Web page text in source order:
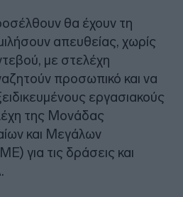
θα έχουν τη
απευθείας, χωρίς
με στελέχη
προσωπικό και να
εργασιακούς
της Μονάδας
και Μεγάλων
για τις δράσεις και